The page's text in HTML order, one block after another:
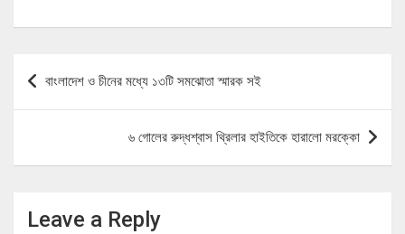
Post
navigation
বাংলাদেশ ও চীনের মধ্যে ১৩টি সমঝোতা স্মারক সই
৬ গোলের রুদ্ধশ্বাস থ্রিলার হাইতিকে হারালো মরক্কো
Leave a Reply